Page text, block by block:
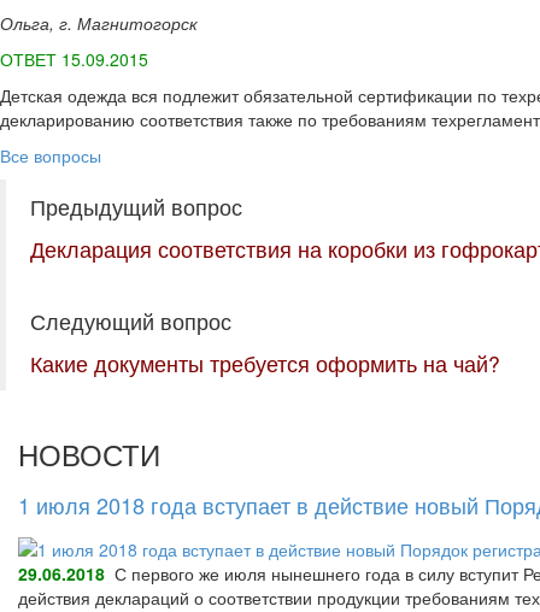
Ольга, г. Магнитогорск
ОТВЕТ 15.09.2015
Детская одежда вся подлежит обязательной сертификации по
декларированию соответствия также по требованиям
Все вопросы
Предыдущий вопрос
Декларация соответствия на коробки из
Следующий вопрос
Какие документы требуется оформить на чай?
НОВОСТИ
1 июля 2018 года вступает в действие новый
29.06.2018 С первого же июля нынешнего года в силу вступит
действия деклараций о соответствии продукции требованиям